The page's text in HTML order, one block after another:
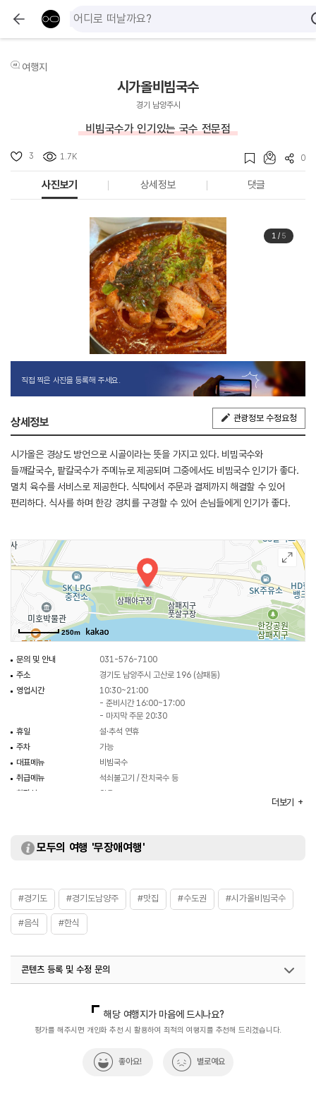
여행지
시가올비빔국수
경기 남양주시
비빔국수가 인기있는 국수 전문점
3 1.7K 0
사진보기 상세정보 댓글
1/ 5
직접 찍은 사진을 등록해 주세요.
상세정보 관광정보 수정요청
시가올은 경상도 방언으로 시골이라는 뜻을 가지고 있다. 비빔국수와
들깨칼국수, 팥칼국수가 주메뉴로 제공되며 그중에서도 비빔국수 인기가 좋다.
멸치 육수를 서비스로 제공한다. 식탁에서 주문과 결제까지 해결할 수 있어
편리하다. 식사를 하며 한강 경치를 구경할 수 있어 손님들에게 인기가 좋다.
250m
문의 및 안내
031-576-7100
주소
경기도 남양주시 고산로 196 (삼패동)
영업시간
10:30~21:00
- 준비시간 16:00~17:00
- 마지막 주문 20:30
휴일
설·추석 연휴
주차
가능
대표메뉴
비빔국수
취급메뉴
석쇠불고기 / 잔치국수 등
화장실
있음
더보기
모두의 여행 '무장애여행'
#경기도 #경기도남양주 #맛집 #수도권 #시가올비빔국수
#음식 #한식
콘텐츠 등록 및 수정 문의
해당 여행지가 마음에 드시나요?
평가를 해주시면 개인화 추천 시 활용하여 최적의 여행지를 추천해 드리겠습니다.
좋아요! 별로예요